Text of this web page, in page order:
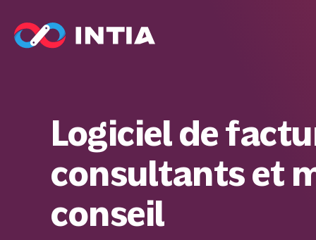
Logiciel de
consultants et
conseil